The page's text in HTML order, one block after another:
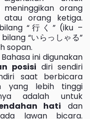
meninggikan orang
orang ketiga.
“行く” (iku –
“いらっしゃる”
sopan.
Bahasa ini digunakan
posisi diri sendiri
saat berbicara
yang lebih tinggi
adalah untuk
hati dan
lawan bicara.